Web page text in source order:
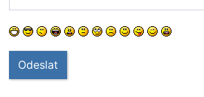
Odeslat